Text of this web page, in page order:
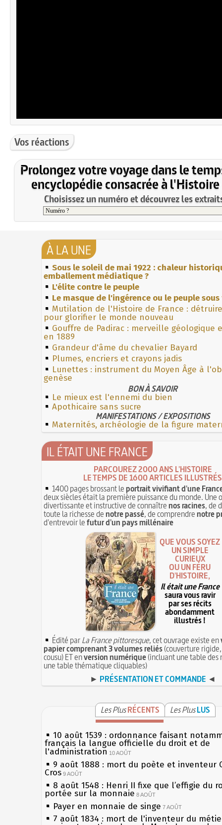
Vos réactions
Prolongez votre voyage dans le
encyclopédie consacrée à l'Histoire
Choisissez un numéro et découvrez les
À LA UNE
Sous le soleil de mai 1922 : chaleur
emballement médiatique ?
L'élite contre le peuple
Le masque de l'ingérence ou le peuple
Mutilation de l'Histoire de France :
pour glorifier le monde nouveau
Gouffre de Padirac : merveille géologique
en 1889
Grandeur d'âme du chevalier Bayard
Plumes, encriers et crayons jadis
Lunettes : instrument du Moyen Âge à
genèse
BON À SAVOIR
Le mieux est l'ennemi du bien
Apothicaire sans sucre
MANIFESTATIONS / EXPOSITIONS
Maternités, archéologie de la figure
IL ÉTAIT UNE FRANCE
PARCOUREZ 2000 ANS L'HISTOIRE
LE TEMPS DE 1600 ARTICLES ILLUSTRÉS
1400 pages brossant leportrait vivifiant d'une
deux siècles était la première puissance du monde. Une
divertissante et instructive de connaîtrenos racines, de
toute la richesse denotre passé, de comprendrenotre
d'entrevoir lefutur d'un pays millénaire
QUE VOUS SOYEZ
UN SIMPLE
CURIEUX
OU UN FÉRU
D'HISTOIRE,
Il était une France
saura vous ravir
par ses récits
abondamment
illustrés !
Édité parLa France pittoresque, cet ouvrage existe en
papier comprenant 3 volumes reliés(couverture
cousu) ET enversion numérique(incluant une table des
une table thématique cliquables)
► PRÉSENTATION ET COMMANDE ◄
Les PlusRÉCENTS Les PlusLUS
10 août 1539 : ordonnance faisant
français la langue officielle du droit et de
l'administration 10 AOÛT
9 août 1888 : mort du poète et inventeur
Cros 9 AOÛT
8 août 1548 : Henri II fixe que l’effigie du
portée sur la monnaie 8 AOÛT
Payer en monnaie de singe 7 AOÛT
7 août 1834 : mort de l'inventeur du